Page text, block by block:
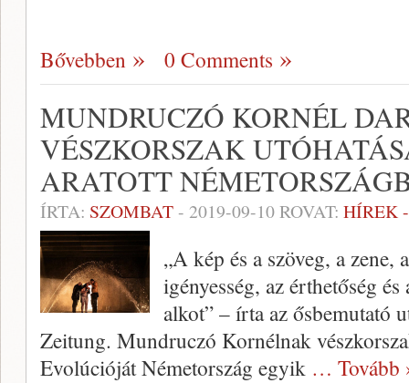
Bővebben 0 Comments
MUNDRUCZÓ KORNÉL
VÉSZKORSZAK
ARATOTT
ÍRTA: SZOMBAT- 2019-09-10ROVAT: HÍREK
„A kép és a szöveg, a zene,
igényesség, az érthetőség
alkot” – írta az ősbemutató
Zeitung. Mundruczó Kornélnak
Evolúcióját Németország egyik … Tovább